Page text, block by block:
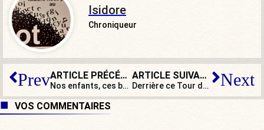
Isidore
Chroniqueur
Prev ARTICLE PRÉCÉDENT
Nos enfants, ces bons petits soldats écolos…
ARTICLE SUIVANT
Derrière ce Tour de France, la Slovénie à l’honneur ! Next
VOS COMMENTAIRES